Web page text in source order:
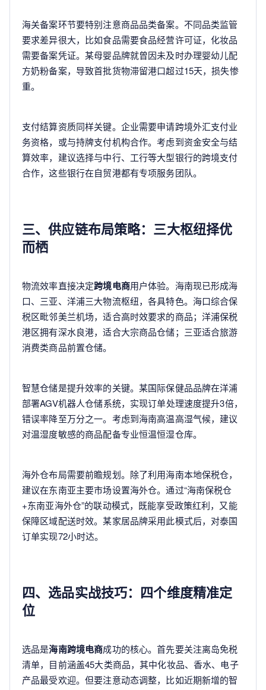
海关备案环节要特别注意商品品类备案。不同品类监管
要求差异很大，比如食品需要食品经营许可证，化妆品
需要备案凭证。某母婴品牌就曾因未及时办理婴幼儿配
方奶粉备案，导致首批货物滞留港口超过15天，损失惨
重。
支付结算资质同样关键。企业需要申请跨境外汇支付业
务资格，或与持牌支付机构合作。考虑到资金安全与结
算效率，建议选择与中行、工行等大型银行的跨境支付
合作，这些银行在自贸港都有专项服务团队。
三、供应链布局策略：三大枢纽择优
而栖
物流效率直接决定跨境电商用户体验。海南现已形成海
口、三亚、洋浦三大物流枢纽，各具特色。海口综合保
税区毗邻美兰机场，适合高时效要求的商品；洋浦保税
港区拥有深水良港，适合大宗商品仓储；三亚适合旅游
消费类商品前置仓储。
智慧仓储是提升效率的关键。某国际保健品品牌在洋浦
部署AGV机器人仓储系统，实现订单处理速度提升3倍，
错误率降至万分之一。考虑到海南高温高湿气候，建议
对温湿度敏感的商品配备专业恒温恒湿仓库。
海外仓布局需要前瞻规划。除了利用海南本地保税仓，
建议在东南亚主要市场设置海外仓。通过“海南保税仓
+东南亚海外仓”的联动模式，既能享受政策红利，又能
保障区域配送时效。某家居品牌采用此模式后，对泰国
订单实现72小时达。
四、选品实战技巧：四个维度精准定
位
选品是海南跨境电商成功的核心。首先要关注离岛免税
清单，目前涵盖45大类商品，其中化妆品、香水、电子
产品最受欢迎。但要注意动态调整，比如近期新增的智